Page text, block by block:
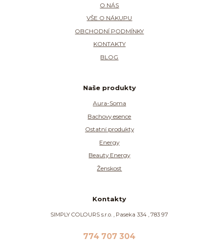
O NÁS
VŠE O NÁKUPU
OBCHODNÍ PODMÍNKY
KONTAKTY
BLOG
Naše produkty
Aura-Soma
Bachovy esence
Ostatní produkty
Energy
Beauty Energy
Ženskost
Kontakty
SIMPLY COLOURS s.r.o. , Paseka 334 , 783 97
774 707 304